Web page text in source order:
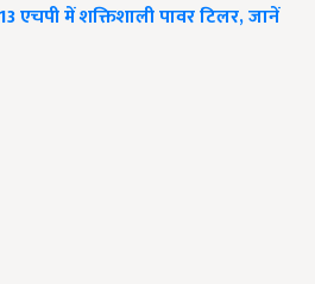
एचपी में शक्तिशाली पावर टिलर, जानें